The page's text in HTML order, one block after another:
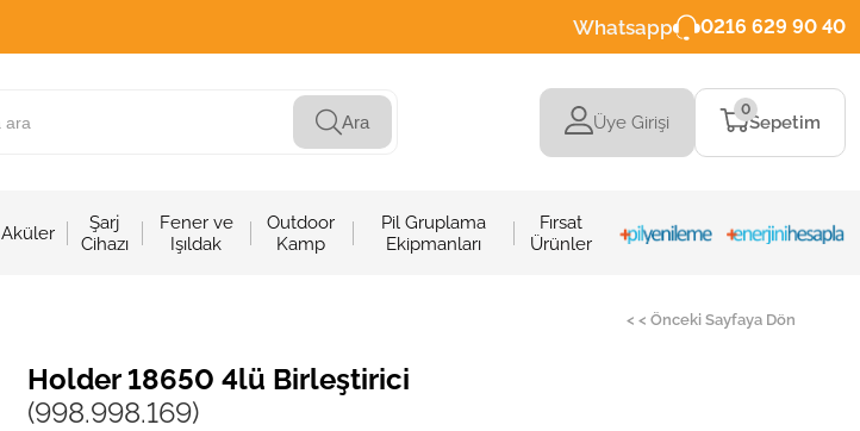
Whatsapp 0216 629 90 40
Ara Üye Girişi Sepetim
0
Aküler
Şarj
Cihazı
Fener ve
Işıldak
Outdoor
Kamp
Pil Gruplama
Ekipmanları
Fırsat
Ürünler
< < Önceki Sayfaya Dön
Holder 18650 4lü Birleştirici
(998.998.169)